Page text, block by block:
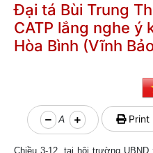
Đại tá Bùi Trung
CATP lắng nghe ý
Hòa Bình (Vĩnh
A Print
Chiều 3-12, tại hội trường